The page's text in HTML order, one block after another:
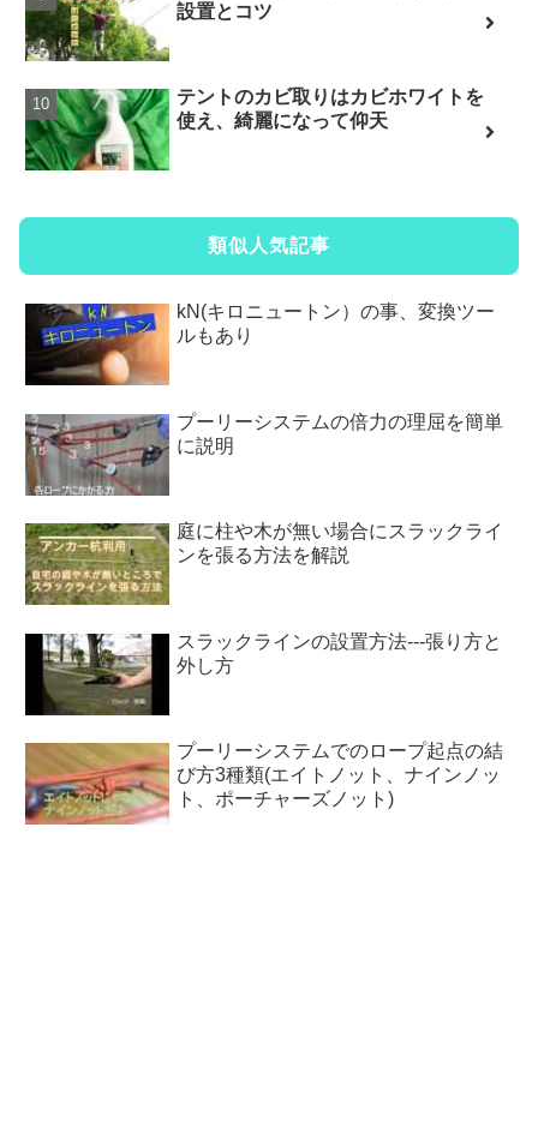
設置とコツ
テントのカビ取りはカビホワイトを
使え、綺麗になって仰天
類似人気記事
kN(キロニュートン）の事、変換ツー
ルもあり
プーリーシステムの倍力の理屈を簡単
に説明
庭に柱や木が無い場合にスラックライ
ンを張る方法を解説
スラックラインの設置方法---張り方と
外し方
プーリーシステムでのロープ起点の結
び方3種類(エイトノット、ナインノッ
ト、ポーチャーズノット)